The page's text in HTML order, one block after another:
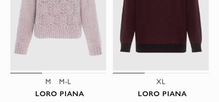
M M-L
LORO PIANA
XL
LORO PIANA